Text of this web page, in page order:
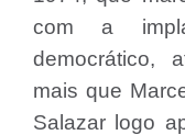
com a
democrático,
mais que
Salazar logo